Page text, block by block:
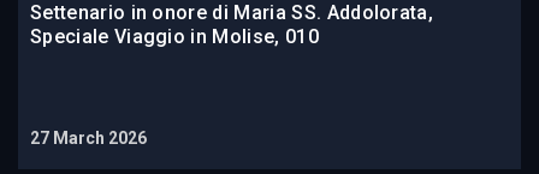
Settenario in onore di Maria SS. Addolorata,
Speciale Viaggio in Molise, 010
27 March 2026